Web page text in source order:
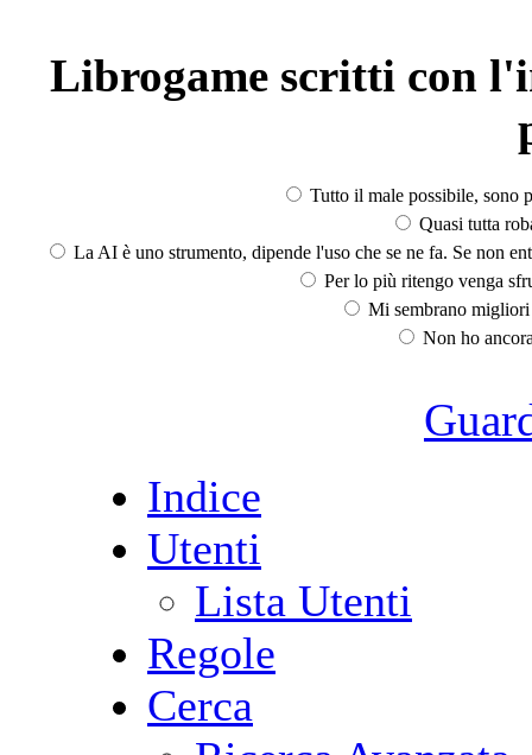
Librogame scritti con
Tutto il male possibile, sono
Quasi tutta
La AI è uno strumento, dipende l'uso che se ne fa. Se non
Per lo più ritengo venga
Mi sembrano
Non ho
Indice
Utenti
Lista Utenti
Regole
Cerca